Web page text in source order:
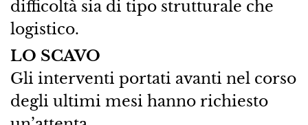
difficoltà sia di tipo strutturale che
logistico.
LO SCAVO
Gli interventi portati avanti nel corso
degli ultimi mesi hanno richiesto